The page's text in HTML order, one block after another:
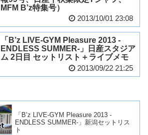
MFM B’z特集号）
2013/10/01 23:08
「B’z LIVE-GYM Pleasure 2013 -
ENDLESS SUMMER-」日産スタジア
ム 2日目 セットリスト＋ライブメモ
2013/09/22 21:25
「B’z LIVE-GYM Pleasure 2013 -
ENDLESS SUMMER-」新潟セットリス
ト